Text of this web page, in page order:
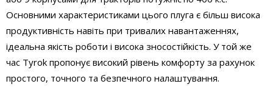
Основними характеристиками цього плуга є більш висока
продуктивність навіть при тривалих навантаженнях,
ідеальна якість роботи і висока зносостійкість. У той же
час Tyrok пропонує високий рівень комфорту за рахунок
простого, точного та безпечного налаштування.